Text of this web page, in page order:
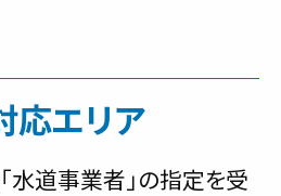
客様の声
対応事例
応エリア
水道事業者」の指定を受